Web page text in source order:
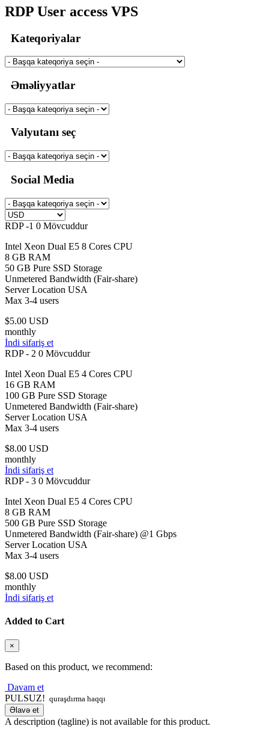
RDP User access VPS
Kateqoriyalar
Əməliyyatlar
Valyutanı seç
Social Media
RDP -1 0 Mövcuddur
Intel Xeon Dual E5 8 Cores CPU
8 GB RAM
50 GB Pure SSD Storage
Unmetered Bandwidth (Fair-share)
Server Location USA
Max 3-4 users
$5.00 USD
monthly
İndi sifariş et
RDP - 2 0 Mövcuddur
Intel Xeon Dual E5 4 Cores CPU
16 GB RAM
100 GB Pure SSD Storage
Unmetered Bandwidth (Fair-share)
Server Location USA
Max 3-4 users
$8.00 USD
monthly
İndi sifariş et
RDP - 3 0 Mövcuddur
Intel Xeon Dual E5 4 Cores CPU
8 GB RAM
500 GB Pure SSD Storage
Unmetered Bandwidth (Fair-share) @1 Gbps
Server Location USA
Max 3-4 users
$8.00 USD
monthly
İndi sifariş et
Added to Cart
×
Based on this product, we recommend:
Davam et
PULSUZ! quraşdırma haqqı
Əlavə et
A description (tagline) is not available for this product.